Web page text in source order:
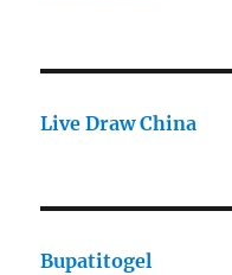
Live Draw China
Bupatitogel